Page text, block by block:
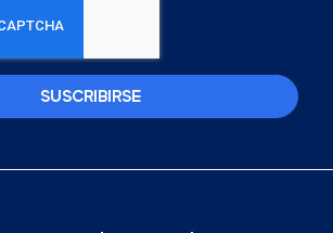
SUSCRIBIRSE